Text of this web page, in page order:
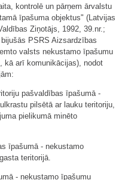
kontrolē un pārņem ārvalstu
īpašuma objektus" (Latvijas
Ziņotājs, 1992, 39.nr.;
PSRS Aizsardzības
valsts nekustamo īpašumu
kā arī komunikācijas), nodot
pašvaldības īpašumā -
pilsētā ar lauku teritoriju,
pielikumā minēto
īpašumā - nekustamo
teritorijā.
- nekustamo īpašumu